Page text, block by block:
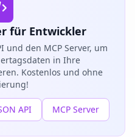
für Entwickler
und den MCP Server, um
in Ihre
Kostenlos und ohne
API MCP Server